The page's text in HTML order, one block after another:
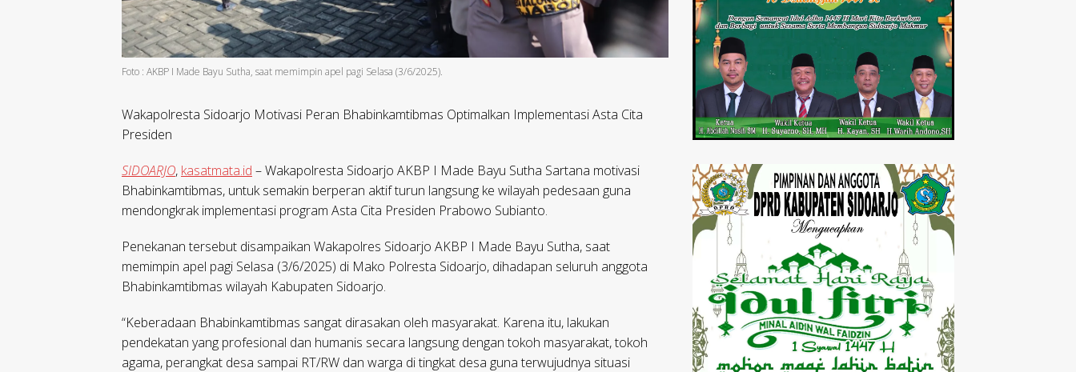
Foto : AKBP I Made Bayu Sutha, saat memimpin apel pagi Selasa (3/6/2025).
Wakapolresta Sidoarjo Motivasi Peran Bhabinkamtibmas Optimalkan Implementasi Asta Cita
Presiden
SIDOARJO, kasatmata.id – Wakapolresta Sidoarjo AKBP I Made Bayu Sutha Sartana motivasi
Bhabinkamtibmas, untuk semakin berperan aktif turun langsung ke wilayah pedesaan guna
mendongkrak implementasi program Asta Cita Presiden Prabowo Subianto.
Penekanan tersebut disampaikan Wakapolres Sidoarjo AKBP I Made Bayu Sutha, saat
memimpin apel pagi Selasa (3/6/2025) di Mako Polresta Sidoarjo, dihadapan seluruh anggota
Bhabinkamtibmas wilayah Kabupaten Sidoarjo.
“Keberadaan Bhabinkamtibmas sangat dirasakan oleh masyarakat. Karena itu, lakukan
pendekatan yang profesional dan humanis secara langsung dengan tokoh masyarakat, tokoh
agama, perangkat desa sampai RT/RW dan warga di tingkat desa guna terwujudnya situasi